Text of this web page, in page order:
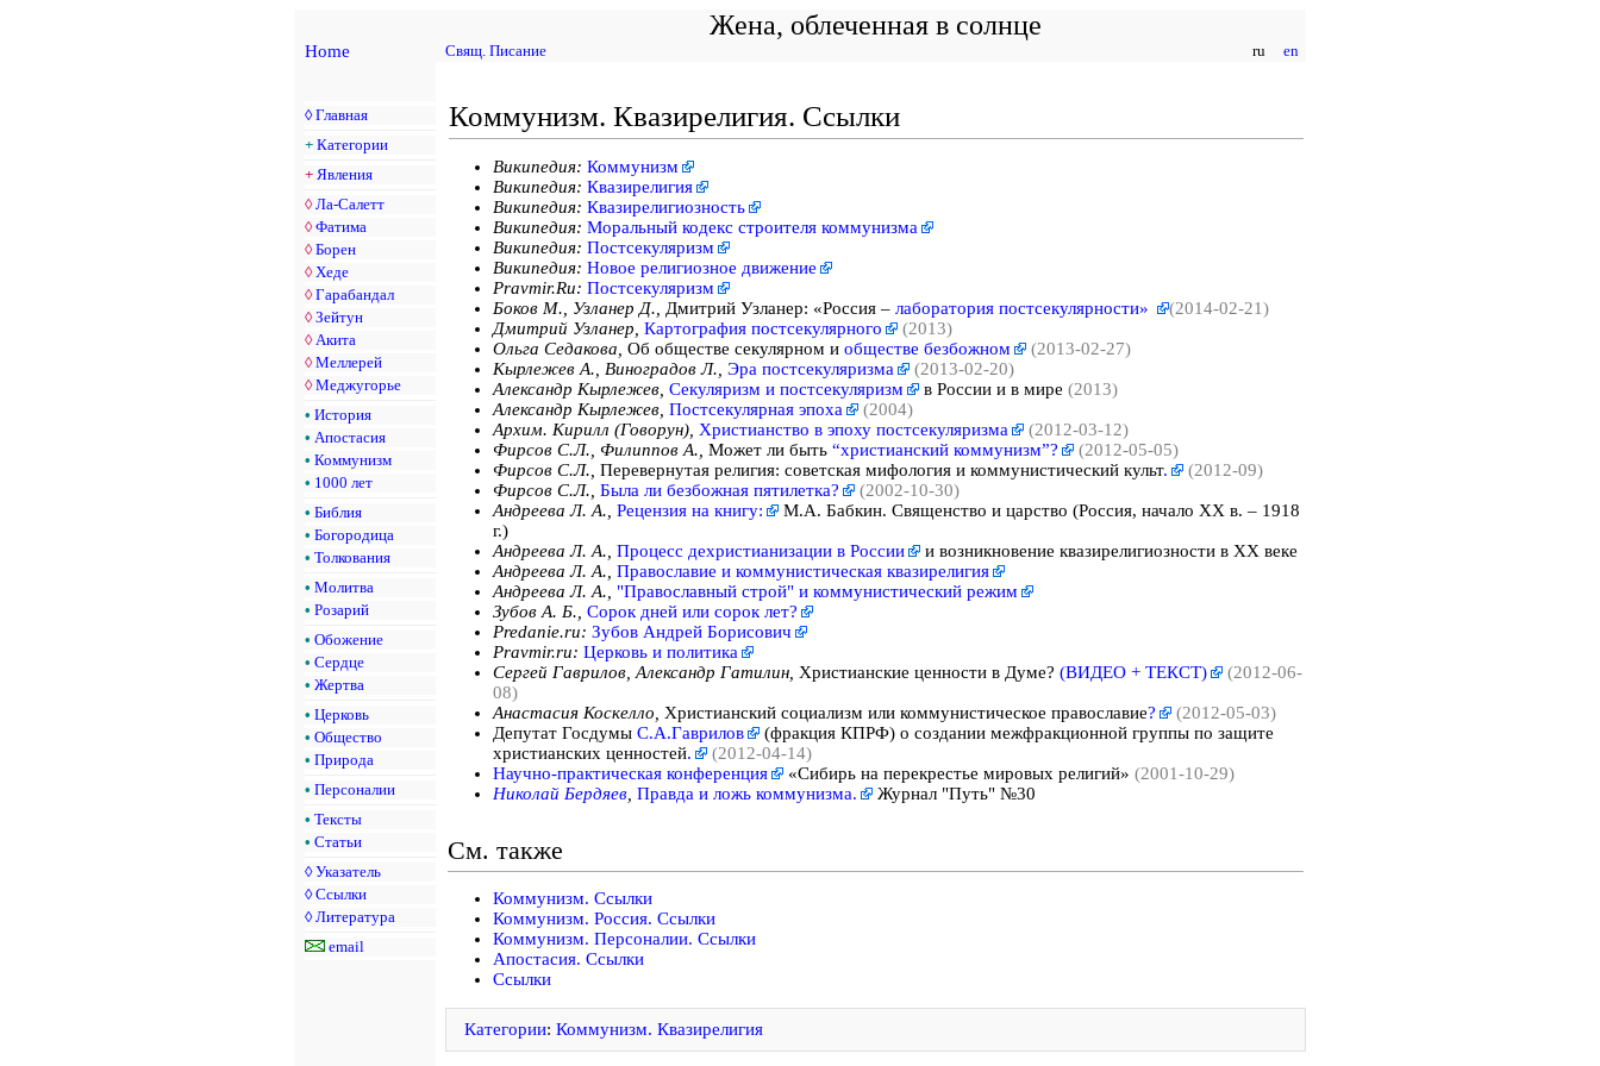
Жена, облеченная в солнце
Home Свящ. Писание ru en
◊ Главная
+ Категории
+ Явления
◊ Ла-Салетт
◊ Фатима
◊ Борен
◊ Хеде
◊ Гарабандал
◊ Зейтун
◊ Акита
◊ Меллерей
◊ Меджугорье
• История
• Апостасия
• Коммунизм
• 1000 лет
• Библия
• Богородица
• Толкования
• Молитва
• Розарий
• Обожение
• Сердце
• Жертва
• Церковь
• Общество
• Природа
• Персоналии
• Тексты
• Статьи
◊ Указатель
◊ Ссылки
◊ Литература
email
Коммунизм. Квазирелигия. Ссылки
Википедия: Коммунизм
Википедия: Квазирелигия
Википедия: Квазирелигиозность
Википедия: Моральный кодекс строителя коммунизма
Википедия: Постсекуляризм
Википедия: Новое религиозное движение
Pravmir.Ru: Постсекуляризм
Боков М., Узланер Д.,
Дмитрий Узланер: «Россия – лаборатория постсекулярности»
(2014-02-21)
Дмитрий Узланер, Картография постсекулярного
(2013)
Ольга Седакова, Об обществе секулярном и обществе безбожном
(2013-02-27)
Кырлежев А., Виноградов Л., Эра постсекуляризма
(2013-02-20)
Александр Кырлежев, Секуляризм и постсекуляризм в России и в мире (2013)
Александр Кырлежев, Постсекулярная эпоха
(2004)
Архим. Кирилл (Говорун), Христианство в эпоху постсекуляризма
(2012-03-12)
Фирсов С.Л., Филиппов А., Может ли быть “христианский коммунизм”?
(2012-05-05)
Фирсов С.Л., Перевернутая религия: советская мифология и коммунистический культ.
(2012-09)
Фирсов С.Л., Была ли безбожная пятилетка?
(2002-10-30)
Андреева Л. А., Рецензия на книгу:
М.А. Бабкин. Священство и царство (Россия, начало XX в. – 1918
г.)
Андреева Л. А., Процесс дехристианизации в России
и возникновение квазирелигиозности в XX веке
Андреева Л. А., Православие и коммунистическая квазирелигия
Андреева Л. А.,
"Православный строй" и коммунистический режим
Зубов А. Б., Сорок дней или сорок лет?
Predanie.ru: Зубов Андрей Борисович
Pravmir.ru: Церковь и политика
Сергей Гаврилов, Александр Гатилин, Христианские ценности в Думе? (ВИДЕО + ТЕКСТ)
(2012-06-
08)
Анастасия Коскелло,
Христианский социализм или коммунистическое православие?
(2012-05-03)
Депутат Госдумы С.А.Гаврилов
(фракция КПРФ) о создании межфракционной группы по защите
христианских ценностей.
(2012-04-14)
Научно-практическая конференция
«Сибирь на перекрестье мировых религий» (2001-10-29)
Николай Бердяев Правда и ложь коммунизма. Журнал "Путь" №30
См. также
Коммунизм. Ссылки
Коммунизм. Россия. Ссылки
Коммунизм. Персоналии. Ссылки
Апостасия. Ссылки
Ссылки
Категории: Коммунизм. Квазирелигия